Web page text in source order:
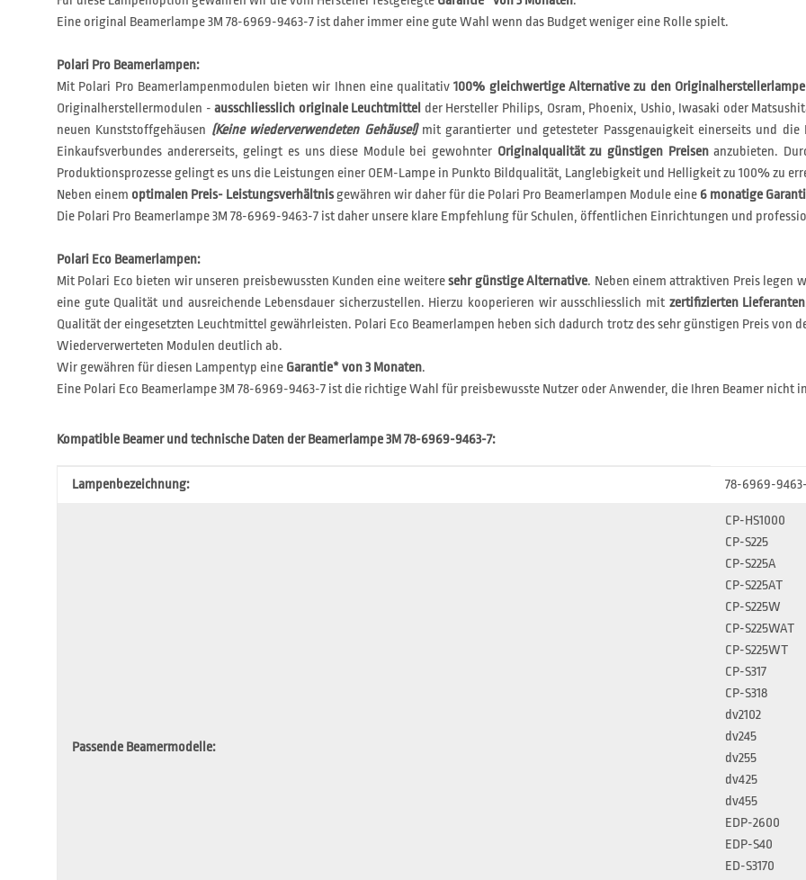
Eine original Beamerlampe 3M 78-6969-9463-7 ist daher immer eine gute Wahl wenn das Budget weniger eine Rolle spielt.
Polari Pro Beamerlampen:
Mit Polari Pro Beamerlampenmodulen bieten wir Ihnen eine qualitativ100% gleichwertige Alternative zu den
Originalherstellermodulen -ausschliesslich originale Leuchtmittel der Hersteller Philips, Osram, Phoenix, Ushio, Iwasaki oder
neuen Kunststoffgehäusen (Keine wiederverwendeten Gehäuse!)mit garantierter und getesteter Passgenauigkeit einerseits und
Einkaufsverbundes andererseits, gelingt es uns diese Module bei gewohnter Originalqualität zu günstigen Preisenanzubieten.
Produktionsprozesse gelingt es uns die Leistungen einer OEM-Lampe in Punkto Bildqualität, Langlebigkeit und Helligkeit zu 100% zu
Neben einem optimalen Preis- Leistungsverhältnisgewähren wir daher für die Polari Pro Beamerlampen Module eine 6 monatige
Die Polari Pro Beamerlampe 3M 78-6969-9463-7 ist daher unsere klare Empfehlung für Schulen, öffentlichen Einrichtungen und
Polari Eco Beamerlampen:
Mit Polari Eco bieten wir unseren preisbewussten Kunden eine weiteresehr günstige Alternative. Neben einem attraktiven Preis legen
eine gute Qualität und ausreichende Lebensdauer sicherzustellen. Hierzu kooperieren wir ausschliesslich mit zertifizierten Lieferanten
Qualität der eingesetzten Leuchtmittel gewährleisten. Polari Eco Beamerlampen heben sich dadurch trotz des sehr günstigen Preis
Wiederverwerteten Modulen deutlich ab.
Wir gewähren für diesen Lampentyp eine Garantie* von 3 Monaten.
Eine Polari Eco Beamerlampe 3M 78-6969-9463-7 ist die richtige Wahl für preisbewusste Nutzer oder Anwender, die Ihren Beamer nicht
Kompatible Beamer und technische Daten der Beamerlampe 3M 78-6969-9463-7:
Produkteigenschaft
Wert
Lampenbezeichnung: 78-6969-
Passende Beamermodelle:
CP-HS1000
CP-S225
CP-S225A
CP-S225AT
CP-S225W
CP-S225WAT
CP-S225WT
CP-S317
CP-S318
dv2102
dv245
dv255
dv425
dv455
EDP-2600
EDP-S40
ED-S3170